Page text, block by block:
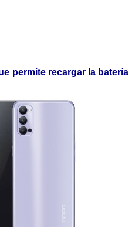
permite recargar la batería